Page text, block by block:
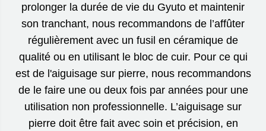
prolonger la durée de vie du Gyuto et maintenir
son tranchant, nous recommandons de l’affûter
régulièrement avec un fusil en céramique de
qualité ou en utilisant le bloc de cuir. Pour ce qui
est de l'aiguisage sur pierre, nous recommandons
de le faire une ou deux fois par années pour une
utilisation non professionnelle. L’aiguisage sur
pierre doit être fait avec soin et précision, en